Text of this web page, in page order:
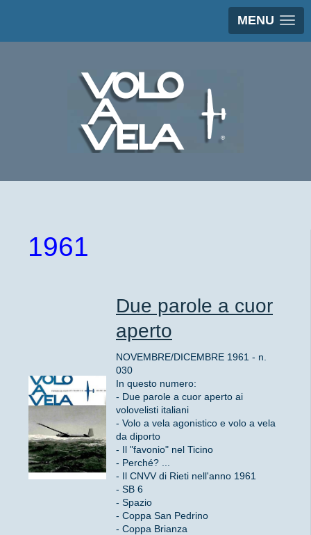
MENU
1961
Due parole a cuor
aperto
NOVEMBRE/DICEMBRE 1961 - n.
030
In questo numero:
- Due parole a cuor aperto ai
volovelisti italiani
- Volo a vela agonistico e volo a vela
da diporto
- Il "favonio" nel Ticino
- Perché? ...
- Il CNVV di Rieti nell'anno 1961
- SB 6
- Spazio
- Coppa San Pedrino
- Coppa Brianza